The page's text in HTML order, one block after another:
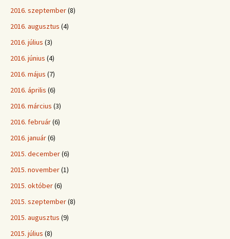
2016. szeptember(8)
2016. augusztus (4)
2016. július (3)
2016. június (4)
2016. május (7)
2016. április (6)
2016. március (3)
2016. február(6)
2016. január(6)
2015. december(6)
2015. november(1)
2015. október(6)
2015. szeptember(8)
2015. augusztus (9)
2015. július (8)